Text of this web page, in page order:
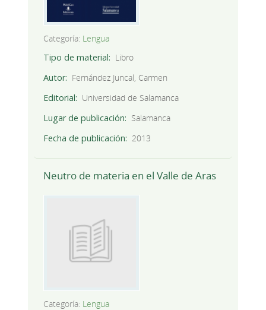
Categoría: Lengua
Tipo de material
Libro
Autor
Fernández Juncal, Carmen
Editorial
Universidad de Salamanca
Lugar de publicación
Salamanca
Fecha de publicación
2013
Neutro de materia en el Valle de Aras
Categoría: Lengua